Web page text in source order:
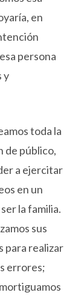
en
persona
y
toda la
de público,
a ejercitar
en un
la familia.
sus
para realizar
errores;